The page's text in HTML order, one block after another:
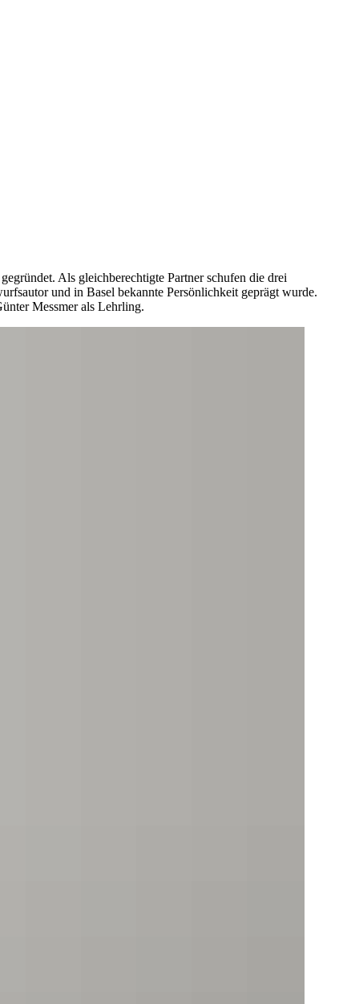
Als gleichberechtigte Partner schufen die drei
und in Basel bekannte Persönlichkeit geprägt wurde.
Messmer als Lehrling.